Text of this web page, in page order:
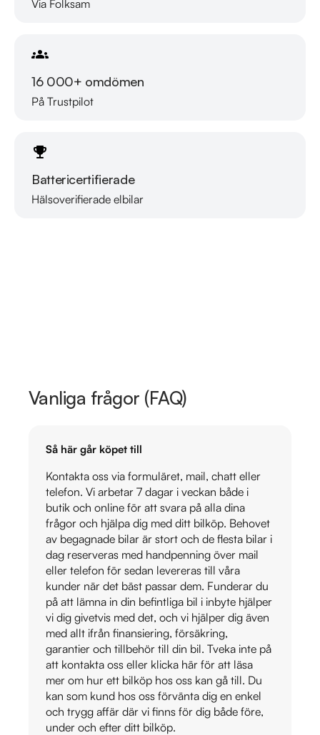
Via Folksam
16 000+ omdömen
På Trustpilot
Battericertifierade
Hälsoverifierade elbilar
Läs mer om oss
Vanliga frågor (FAQ)
Så här går köpet till
Kontakta oss via formuläret, mail, chatt eller
telefon. Vi arbetar 7 dagar i veckan både i
butik och online för att svara på alla dina
frågor och hjälpa dig med ditt bilköp. Behovet
av begagnade bilar är stort och de flesta bilar i
dag reserveras med handpenning över mail
eller telefon för sedan levereras till våra
kunder när det bäst passar dem. Funderar du
på att lämna in din befintliga bil i inbyte hjälper
vi dig givetvis med det, och vi hjälper dig även
med allt ifrån finansiering, försäkring,
garantier och tillbehör till din bil. Tveka inte på
att kontakta oss eller klicka här för att läsa
mer om hur ett bilköp hos oss kan gå till. Du
kan som kund hos oss förvänta dig en enkel
och trygg affär där vi finns för dig både före,
under och efter ditt bilköp.
Telefontider:
Besökstider i butik:
Måndag - Fredag 09:00 - 19:00
Lördag 10:00 - 18:00
Välkomna!